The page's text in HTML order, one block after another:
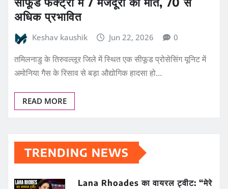
अधिक प्रभावित
Keshav kaushik Jun 22, 2026 0
तमिलनाडु के तिरुवल्लूर जिले में स्थित एक सीफूड प्रोसेसिंग यूनिट में
अमोनिया गैस के रिसाव से बड़ा औद्योगिक हादसा हो…
READ MORE
TRENDING NEWS
Lana Rhoades का वायरल ट्वीट: “मेरे